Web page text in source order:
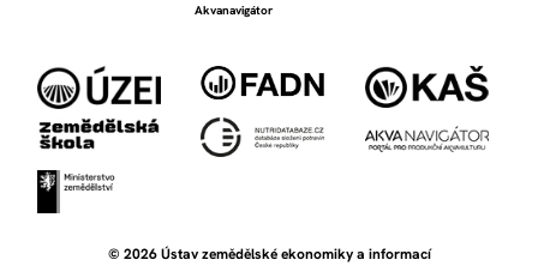
Akvanavigátor
Obrázek Obrázek Obrázek
Obrázek Obrázek Obrázek
Obrázek
© 2026 Ústav zemědělské ekonomiky a informací